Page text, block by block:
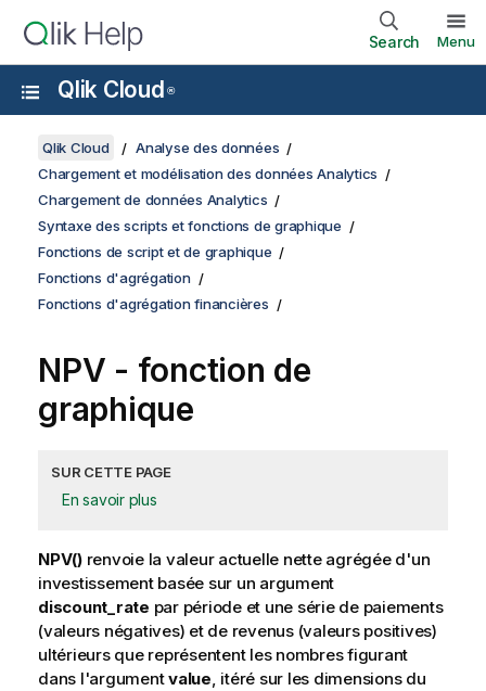
Search Menu
Qlik Cloud ®
Qlik Cloud
Analyse des données
Chargement et modélisation des données Analytics
Chargement de données Analytics
Syntaxe des scripts et fonctions de graphique
Fonctions de script et de graphique
Fonctions d'agrégation
Fonctions d'agrégation financières
NPV - fonction de
graphique
SUR CETTE PAGE
En savoir plus
NPV()renvoie la valeur actuelle nette agrégée d'un
investissement basée sur un argument
discount_rate par période et une série de paiements
(valeurs négatives) et de revenus (valeurs positives)
ultérieurs que représentent les nombres figurant
dans l'argumentvalue, itéré sur les dimensions du